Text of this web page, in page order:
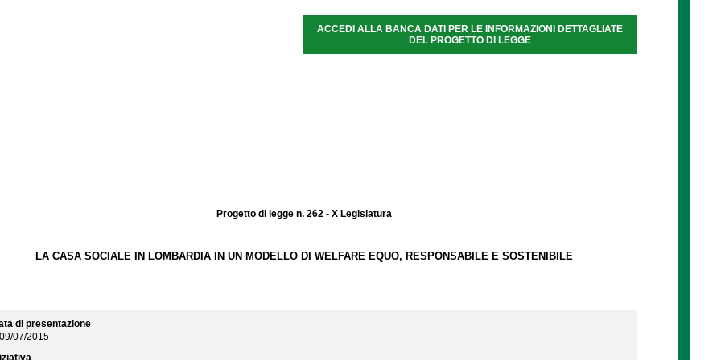
ACCEDI ALLA BANCA DATI PER LE INFORMAZIONI DETTAGLIATE
DEL PROGETTO DI LEGGE
Progetto di legge n. 262 - X Legislatura
LA CASA SOCIALE IN LOMBARDIA IN UN MODELLO DI WELFARE EQUO, RESPONSABILE E SOSTENIBILE
di presentazione
09/07/2015